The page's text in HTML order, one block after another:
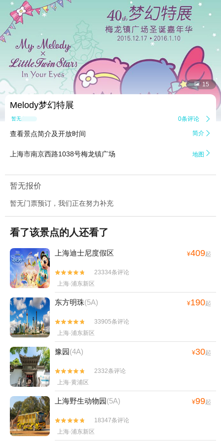
 15
Melody梦幻特展
暂无点评 0条评论 
查看景点简介及开放时间 简介 
上海市南京西路1038号梅龙镇广场 地图 
暂无报价
暂无门票预订，我们正在努力补充
看了该景点的人还看了
上海迪士尼度假区 ¥409起


23334条评论
上海·浦东新区
东方明珠(5A) ¥190起


33905条评论
上海·浦东新区
豫园(4A) ¥30起


2332条评论
上海·黄浦区
上海野生动物园(5A) ¥99起


18347条评论
上海·浦东新区
